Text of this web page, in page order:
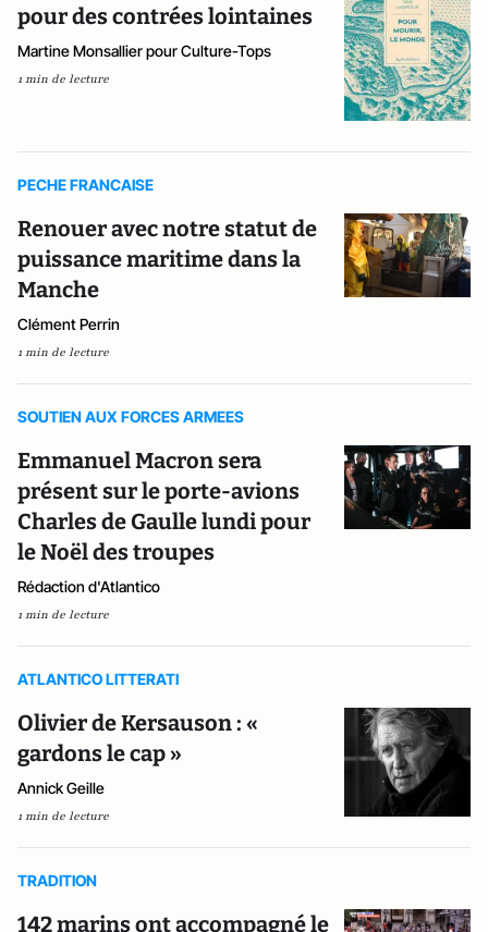
pour des contrées lointaines
Martine Monsallier pour Culture-Tops
1 min de lecture
PECHE FRANCAISE
Renouer avec notre statut de
puissance maritime dans la
Manche
Clément Perrin
1 min de lecture
SOUTIEN AUX FORCES ARMEES
Emmanuel Macron sera
présent sur le porte-avions
Charles de Gaulle lundi pour
le Noël des troupes
Rédaction d'Atlantico
1 min de lecture
ATLANTICO LITTERATI
Olivier de Kersauson : «
gardons le cap »
Annick Geille
1 min de lecture
TRADITION
142 marins ont accompagné le